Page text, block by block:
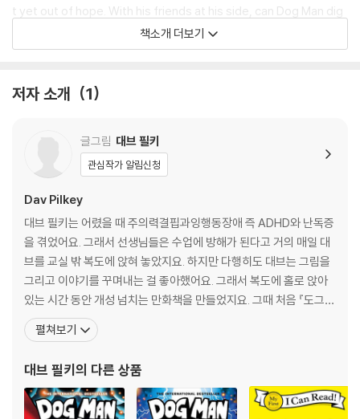
t yet out of hope. With his friends at his side, can Dog Man dig
himself out of this hole and paw his way back onto the force?
of all ages and explores universally positive themes, including
책소개 더보기
저자 소개 1
글그림 대브 필키
관심작가 알림신청
Dav Pilkey
대브 필키는 어렸을 때 주의력결핍과잉행동장애 즉 ADHD와 난독증
을 겪었어요. 그래서 선생님들은 수업에 방해가 된다고 거의 매일 대
브를 교실 밖 복도에 앉혀 놓았지요. 하지만 다행히도 대브는 그림을
그리고 이야기를 꾸며내는 걸 좋아했어요. 그래서 복도에 홀로 앉아
있는 시간 동안 개성 넘치는 만화책을 만들었지요. 그때 처음 『도그
맨』과 『캡틴 언더팬츠』 이야기가 탄생했어요.대학에서 대브는 그림
을 그리고 글을 쓰라고 격려해 주는 선생님을 만났어요. 1986년 영국
(이긴 세계 대전)』 을 출판하게 되
펼쳐보기
대브 필키 의 다른 상품